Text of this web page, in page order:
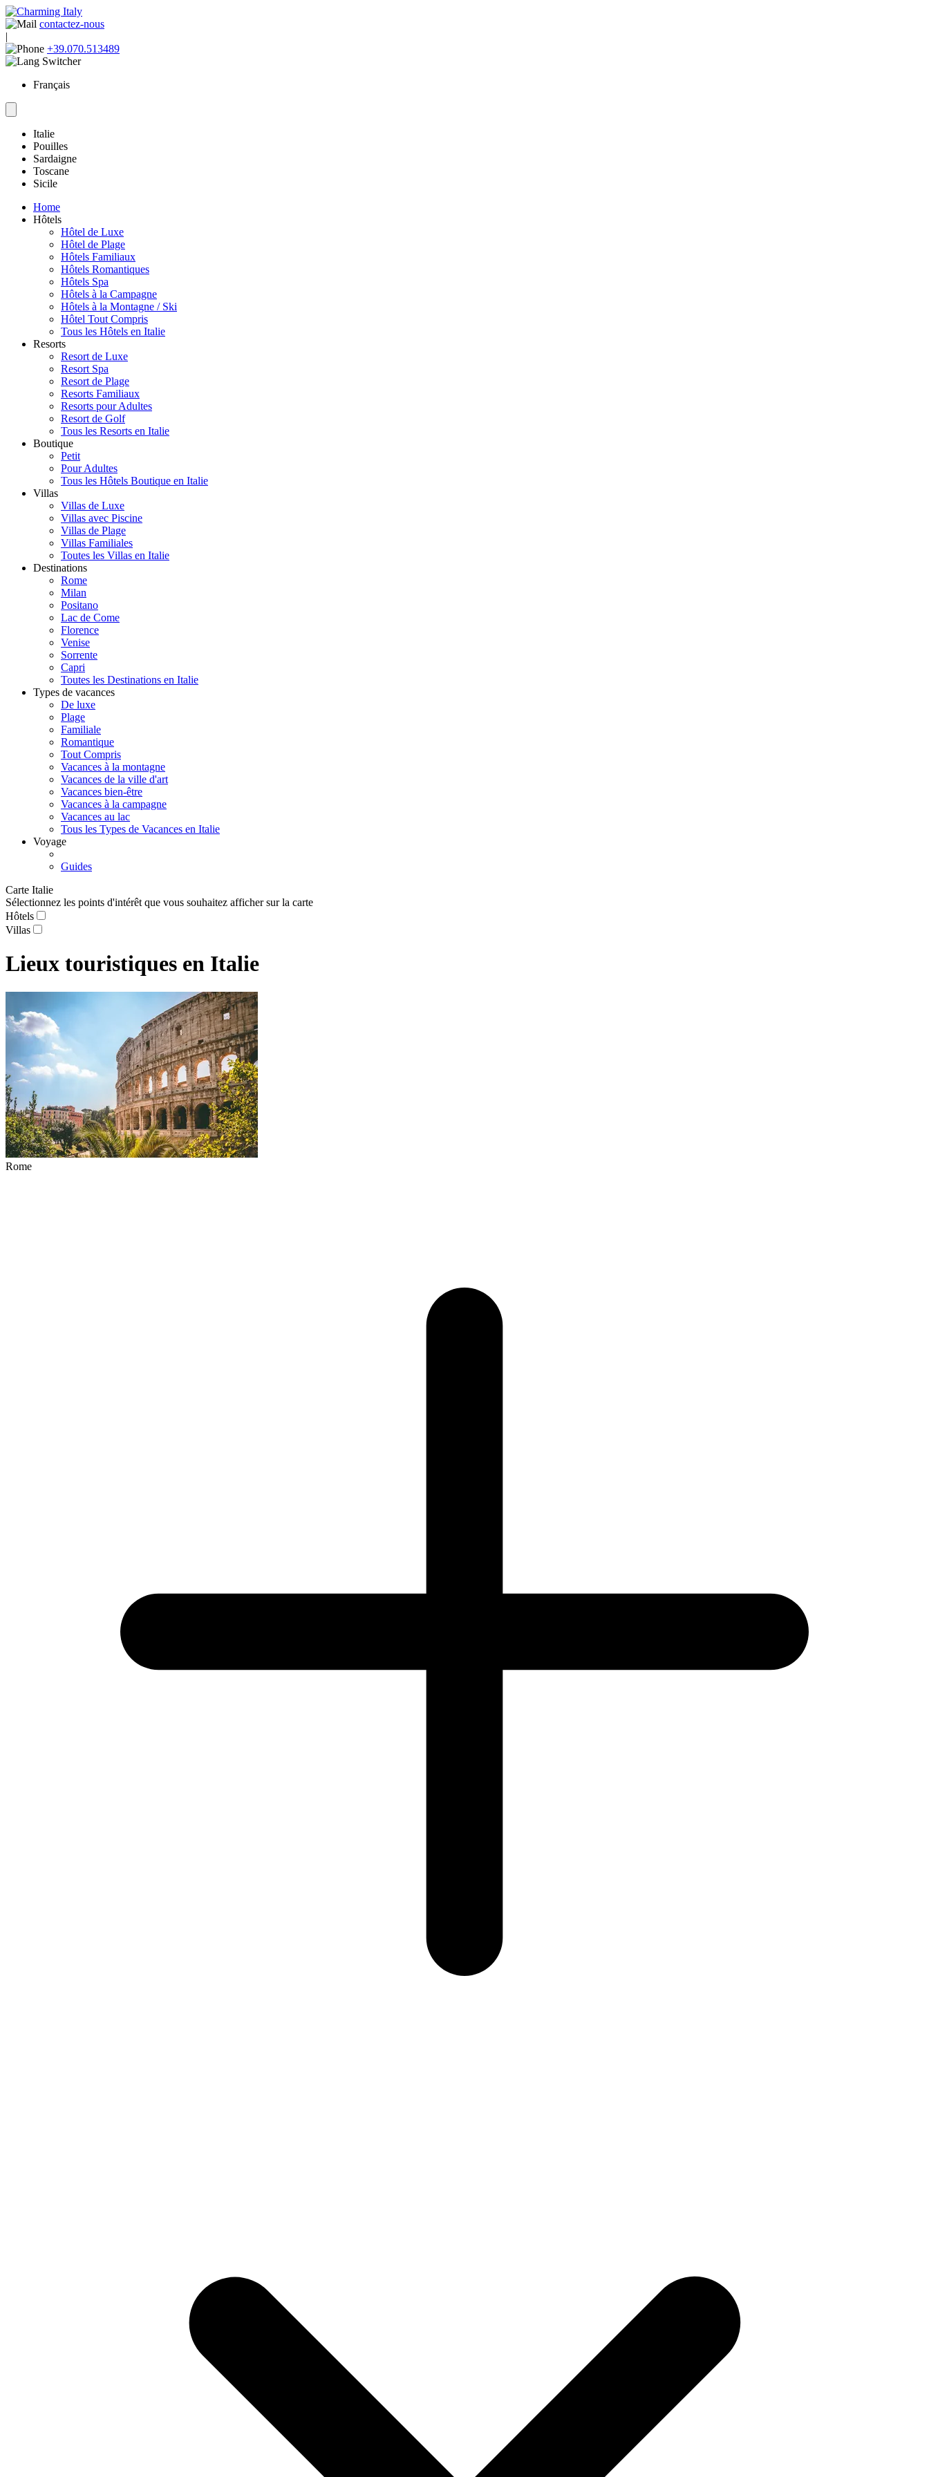
contactez-nous
|
+39.070.513489
Français
Italie
Pouilles
Sardaigne
Toscane
Sicile
Home
Hôtels
Hôtel de Luxe
Hôtel de Plage
Hôtels Familiaux
Hôtels Romantiques
Hôtels Spa
Hôtels à la Campagne
Hôtels à la Montagne / Ski
Hôtel Tout Compris
Tous les Hôtels en Italie
Resorts
Resort de Luxe
Resort Spa
Resort de Plage
Resorts Familiaux
Resorts pour Adultes
Resort de Golf
Tous les Resorts en Italie
Boutique
Petit
Pour Adultes
Tous les Hôtels Boutique en Italie
Villas
Villas de Luxe
Villas avec Piscine
Villas de Plage
Villas Familiales
Toutes les Villas en Italie
Destinations
Rome
Milan
Positano
Lac de Come
Florence
Venise
Sorrente
Capri
Toutes les Destinations en Italie
Types de vacances
De luxe
Plage
Familiale
Romantique
Tout Compris
Vacances à la montagne
Vacances de la ville d'art
Vacances bien-être
Vacances à la campagne
Vacances au lac
Tous les Types de Vacances en Italie
Voyage
Guides
Carte Italie
Sélectionnez les points d'intérêt que vous souhaitez afficher sur la carte
Hôtels
Villas
Lieux touristiques en Italie
Rome